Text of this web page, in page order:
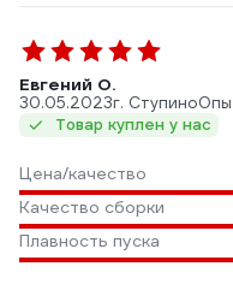
Евгений О.
30.05.2023г. Ступино
Товар куплен у нас
Цена/качество
Качество сборки
Плавность пуска